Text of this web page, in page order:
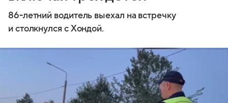
86-летний водитель выехал на встречку
и столкнулся с Хондой.